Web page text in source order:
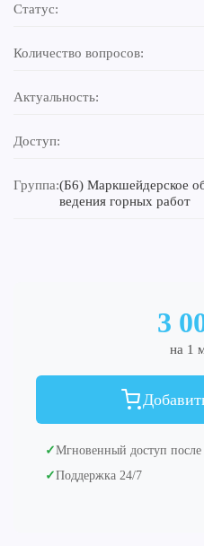
Статус:
Количество вопросов:
Актуальность:
Доступ:
Группа:(Б6) Маркшейдерское
ведения горных работ
3
на 1
✓Мгновенный доступ после
✓Поддержка 24/7